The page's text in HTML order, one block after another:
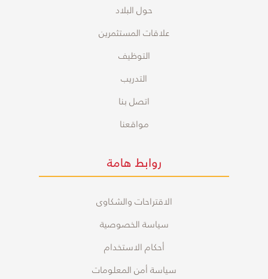
حول البلاد
علاقات المستثمرين
التوظيف
التدريب
اتصل بنا
مواقعنا
روابط هامة
الاقتراحات والشكاوى
سياسة الخصوصية
أحكام الاستخدام
سياسة أمن المعلومات